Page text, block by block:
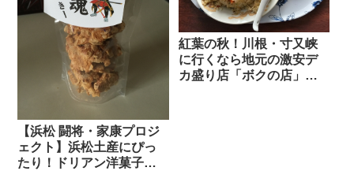
【浜松 闘将・家康プロジ
ェクト】浜松土産にぴっ
たり！ドリアン洋菓子店
紅葉の秋！川根・寸又峡
に行くなら地元の激安デ
カ盛り店「ボクの店」と